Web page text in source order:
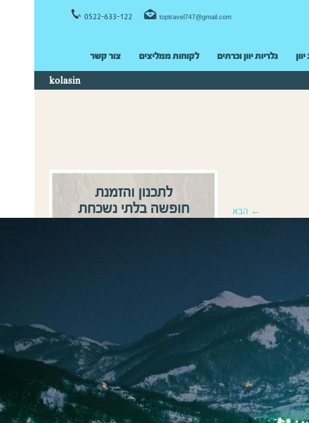
0522-633-122 toptravel747@gmail.com
גלריות יוון וכרתים לקוחות ממליצים צור קשר
kolasin
לתכנון והזמנת
חופשה בלתי נשכחת
← הבא